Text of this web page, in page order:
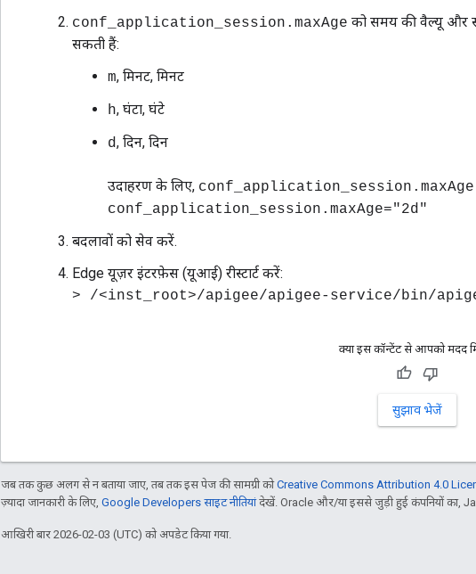
conf_application_session.maxAge को समय की वैल्यू और
सकती हैं:
m, मिनट, मिनट
h, घंटा, घंटे
d, दिन, दिन
उदाहरण के लिए, conf_application_session.maxAge
conf_application_session.maxAge="2d"
बदलावों को सेव करें.
Edge यूज़र इंटरफ़ेस (यूआई) रीस्टार्ट करें:
> /<inst_root>/apigee/apigee-service/bin/
क्या इस कॉन्टेंट से आपको मदद
सुझाव भेजें
जब तक कुछ अलग से न बताया जाए, तब तक इस पेज की सामग्री कोCreative Commons Attribution 4.0
ज़्यादा जानकारी के लिए, Google Developers साइट नीतियांदेखें. Oracle और/या इससे जुड़ी हुई कंपनियों का,
आखिरी बार 2026-02-03 (UTC) को अपडेट किया गया.